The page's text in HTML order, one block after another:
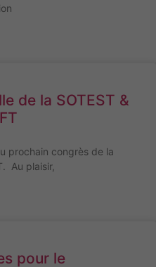
de la SOTEST &
prochain congrès de la
Au plaisir,
pour le